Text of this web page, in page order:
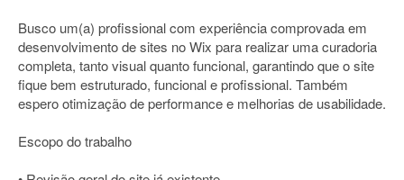
Busco um(a) profissional com experiência comprovada em
desenvolvimento de sites no Wix para realizar uma curadoria
completa, tanto visual quanto funcional, garantindo que o site
fique bem estruturado, funcional e profissional. Também
espero otimização de performance e melhorias de usabilidade.
Escopo do trabalho